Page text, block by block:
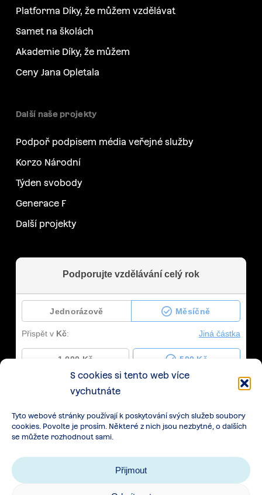
S cookies si tento web více
vychutnáte
Tyto webové stránky používají k poskytování svých služeb soubory
cookies. Povolte je prosím. Některé z nich jsou nezbytné, o dalších
se můžete rozhodnout sami.
Přijmout
Platforma Díky, že můžem vzdělávat
Samet na školách
Akademie Díky, že můžem
Ceny Jana Opletala
Další naše projekty
Podpoř podpisem média veřejné služby
Korzo Národní
Týden svobody
Generace F
Další projekty